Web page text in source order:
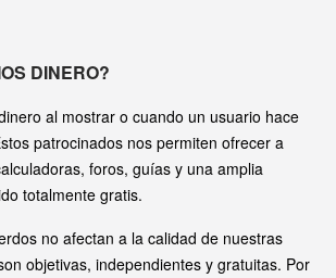
DINERO?
al mostrar o cuando un usuario hace
patrocinados nos permiten ofrecer a
foros, guías y una amplia
totalmente gratis.
no afectan a la calidad de nuestras
objetivas, independientes y gratuitas. Por